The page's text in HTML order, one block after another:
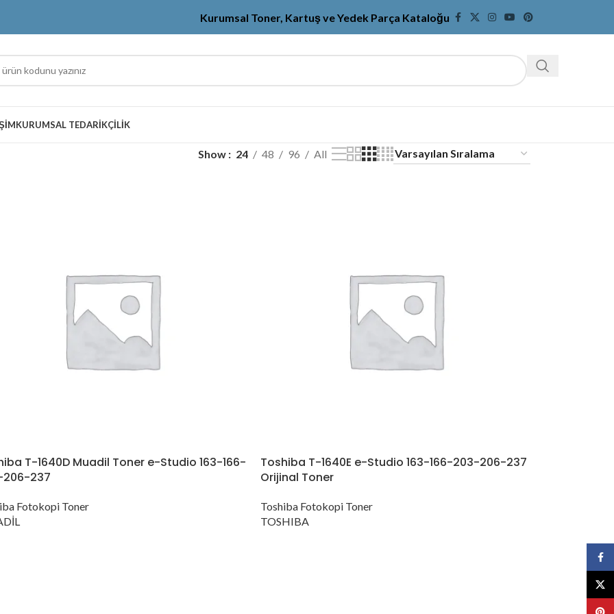
Kurumsal Toner, Kartuş ve Yedek Parça Kataloğu
KURUMSAL TEDARIKÇILIK
Show 24 48 96 All
T-1640D Muadil Toner e-Studio 163-166-
237
Fotokopi Toner
Toshiba T-1640E e-Studio 163-166-203-206-237
Orijinal Toner
Toshiba Fotokopi Toner
TOSHIBA